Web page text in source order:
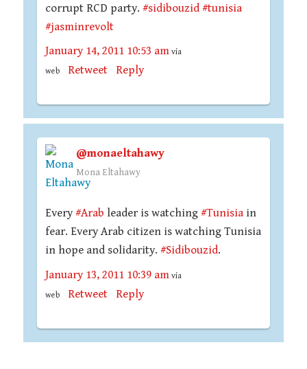
corrupt RCD party. #sidibouzid #tunisia
#jasminrevolt
January 14, 2011 10:53 am via
web Retweet Reply
@monaeltahawy
Mona Eltahawy
Every#Arab leader is watching #Tunisia in
fear. Every Arab citizen is watching Tunisia
in hope and solidarity. #Sidibouzid.
January 13, 2011 10:39 am via
web Retweet Reply